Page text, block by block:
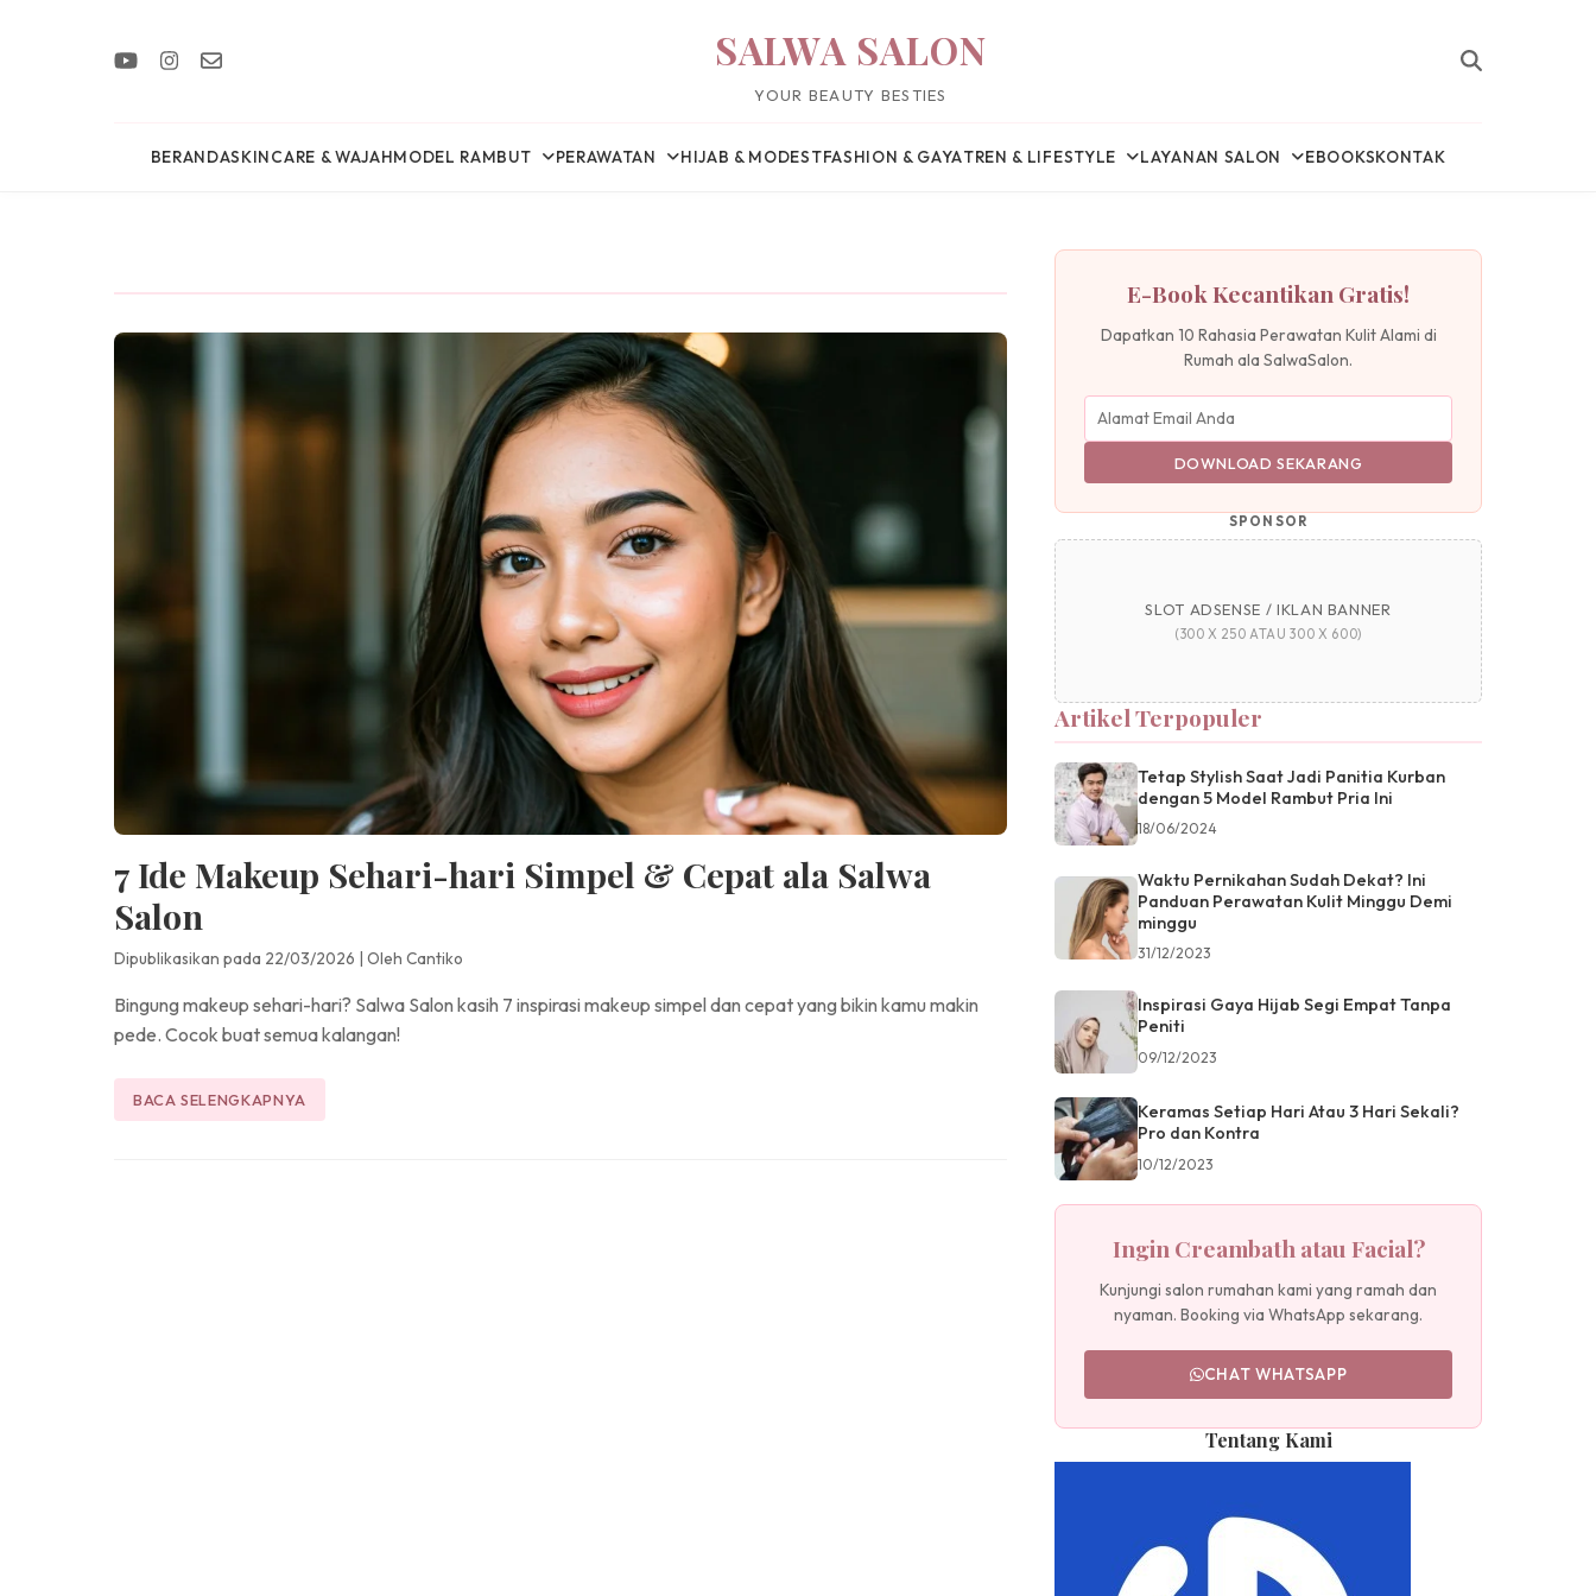
SALWA SALON
YOUR BEAUTY BESTIES
BERANDASKINCARE & WAJAHMODEL RAMBUT PERAWATAN HIJAB & MODESTFASHION & GAYATREN & LIFESTYLE LAYANAN SALON EBOOKSKONTAK
7 Ide Makeup Sehari-hari Simpel & Cepat ala Salwa
Salon
Dipublikasikan pada 22/03/2026 | Oleh Cantiko
Bingung makeup sehari-hari? Salwa Salon kasih 7 inspirasi makeup simpel dan cepat yang bikin kamu makin
pede. Cocok buat semua kalangan!
BACA SELENGKAPNYA
E-Book Kecantikan Gratis!
Dapatkan 10 Rahasia Perawatan Kulit Alami di
Rumah ala SalwaSalon.
DOWNLOAD SEKARANG
SPONSOR
SLOT ADSENSE / IKLAN BANNER
(300 X 250 ATAU 300 X 600)
Artikel Terpopuler
Tetap Stylish Saat Jadi Panitia Kurban
dengan 5 Model Rambut Pria Ini
18/06/2024
Waktu Pernikahan Sudah Dekat? Ini
Panduan Perawatan Kulit Minggu Demi
minggu
31/12/2023
Inspirasi Gaya Hijab Segi Empat Tanpa
Peniti
09/12/2023
Keramas Setiap Hari Atau 3 Hari Sekali?
Pro dan Kontra
10/12/2023
Ingin Creambath atau Facial?
Kunjungi salon rumahan kami yang ramah dan
nyaman. Booking via WhatsApp sekarang.
CHAT WHATSAPP
Tentang Kami